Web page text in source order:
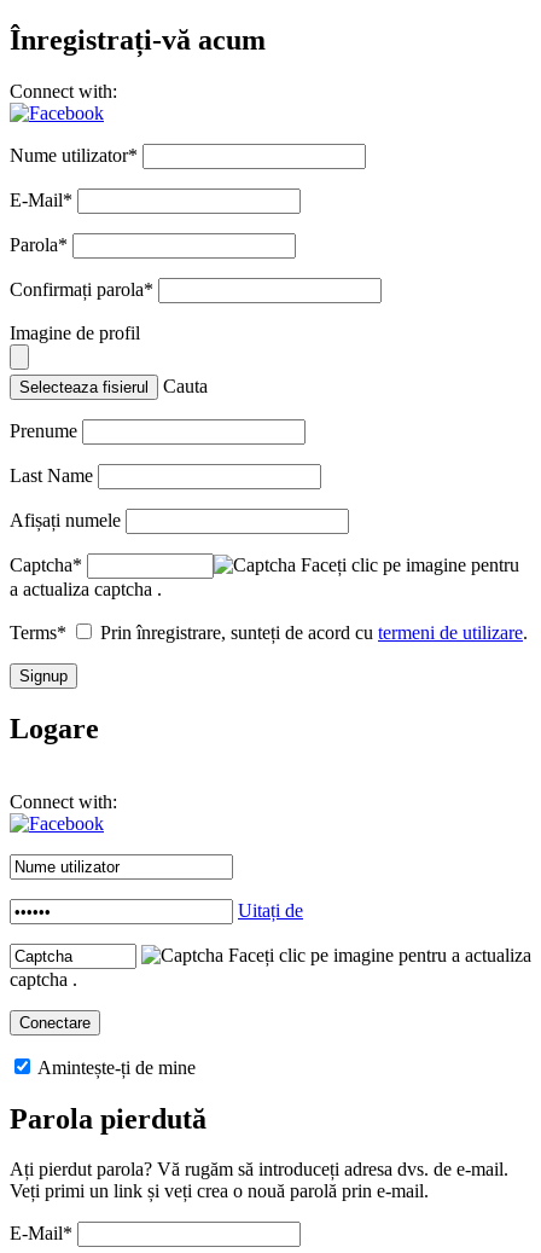
Înregistrați-vă acum
Connect with:
Nume utilizator*
E-Mail*
Parola*
Confirmați parola*
Imagine de profil
Selecteaza fisierul Cauta
Prenume
Last Name
Afișați numele
Captcha*
Faceți clic pe imagine pentru
a actualiza captcha .
Terms* Prin înregistrare, sunteți de acord cu termeni de utilizare.
Logare
Connect with:
Uitați de
Faceți clic pe imagine pentru a actualiza
captcha .
Amintește-ți de mine
Parola pierdută
Ați pierdut parola? Vă rugăm să introduceți adresa dvs. de e-mail.
Veți primi un link și veți crea o nouă parolă prin e-mail.
E-Mail*